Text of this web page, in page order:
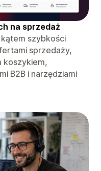
na sprzedaż
szybkości
sprzedaży,
koszykiem,
B2B i narzędziami